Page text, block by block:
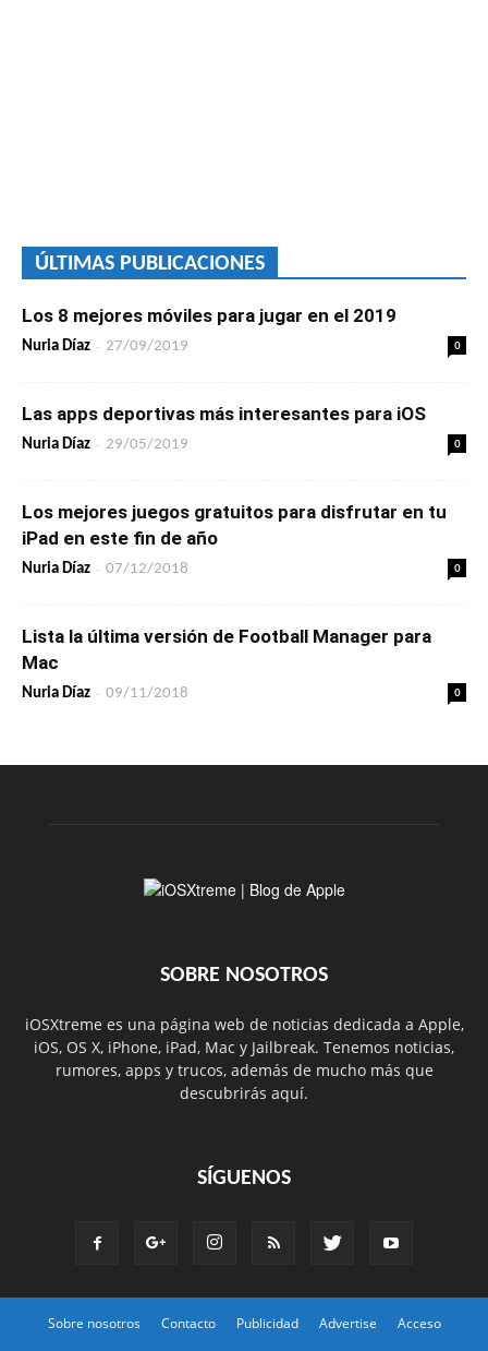
ÚLTIMAS PUBLICACIONES
Los 8 mejores móviles para jugar en el 2019
Nuria Díaz - 27/09/2019 0
Las apps deportivas más interesantes para iOS
Nuria Díaz - 29/05/2019 0
Los mejores juegos gratuitos para disfrutar en tu
iPad en este fin de año
Nuria Díaz - 07/12/2018 0
Lista la última versión de Football Manager para
Mac
Nuria Díaz - 09/11/2018 0
SOBRE NOSOTROS
iOSXtreme es una página web de noticias dedicada a Apple,
iOS, OS X, iPhone, iPad, Mac y Jailbreak. Tenemos noticias,
rumores, apps y trucos, además de mucho más que
descubrirás aquí.
SÍGUENOS
Sobre nosotros Contacto Publicidad Advertise Acceso